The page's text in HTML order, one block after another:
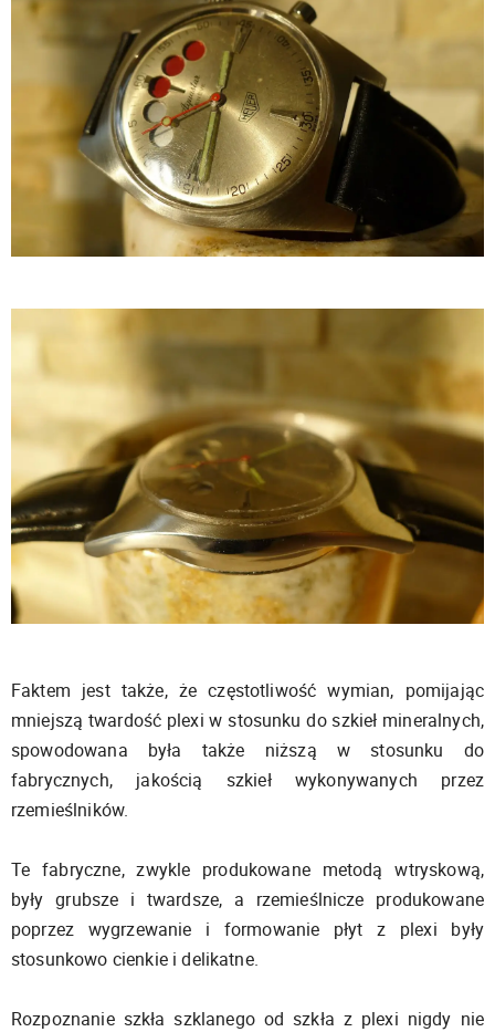
Faktem jest także, że częstotliwość wymian, pomijając
mniejszą twardość plexi w stosunku do szkieł mineralnych,
spowodowana była także niższą w stosunku do
fabrycznych, jakością szkieł wykonywanych przez
rzemieślników.
Te fabryczne, zwykle produkowane metodą wtryskową,
były grubsze i twardsze, a rzemieślnicze produkowane
poprzez wygrzewanie i formowanie płyt z plexi były
stosunkowo cienkie i delikatne.
Rozpoznanie szkła szklanego od szkła z plexi nigdy nie